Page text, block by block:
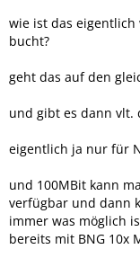
wie ist das eigentlich
bucht?
geht das auf den
und gibt es dann vlt.
eigentlich ja nur für
und 100MBit kann
verfügbar und dann
immer was möglich
bereits mit BNG 10x